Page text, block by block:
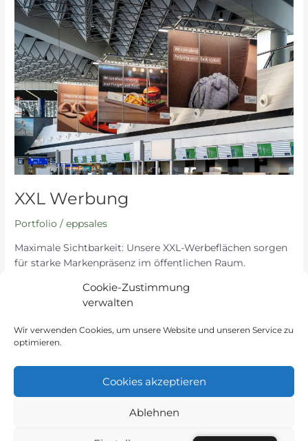
Cookie-Zustimmung
verwalten
Wir verwenden Cookies, um unsere Website und unseren Service zu
optimieren.
Cookies akzeptieren
Ablehnen
XXL Werbung
Portfolio /eppsales
Maximale Sichtbarkeit: Unsere XXL-Werbeflächen sorgen
für starke Markenpräsenz im öffentlichen Raum.
Werbung
Instagram